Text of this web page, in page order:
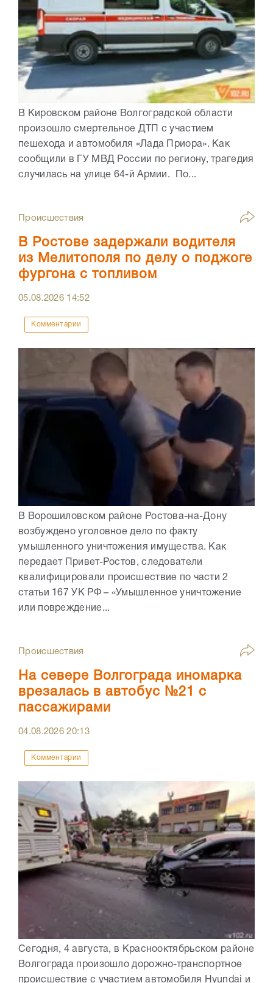
В Кировском районе Волгоградской области
произошло смертельное ДТП с участием
пешехода и автомобиля «Лада Приора». Как
сообщили в ГУ МВД России по региону, трагедия
случилась на улице 64-й Армии. По...
Происшествия
В Ростове задержали водителя
из Мелитополя по делу о поджоге
фургона с топливом
05.08.2026 14:52
Комментарии
В Ворошиловском районе Ростова-на-Дону
возбуждено уголовное дело по факту
умышленного уничтожения имущества. Как
передает Привет-Ростов, следователи
квалифицировали происшествие по части 2
статьи 167 УК РФ – «Умышленное уничтожение
или повреждение...
Происшествия
На севере Волгограда иномарка
врезалась в автобус №21 с
пассажирами
04.08.202620:13
Комментарии
Сегодня, 4 августа, в Краснооктябрьском районе
Волгограда произошло дорожно-транспортное
происшествие с участием автомобиля Hyundai и